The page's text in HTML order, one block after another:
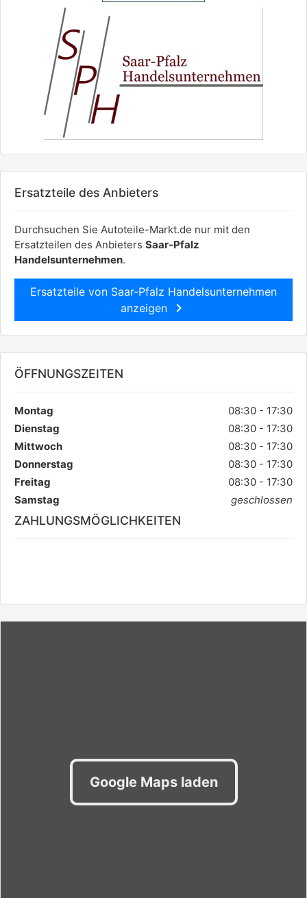
Ersatzteile des Anbieters
Durchsuchen Sie Autoteile-Markt.de nur mit den
Ersatzteilen des Anbieters Saar-Pfalz
Handelsunternehmen.
Ersatzteile von Saar-Pfalz Handelsunternehmen
anzeigen
chevron_right
ÖFFNUNGSZEITEN
Montag
08:30 - 17:30
Dienstag
08:30 - 17:30
Mittwoch
08:30 - 17:30
Donnerstag
08:30 - 17:30
Freitag
08:30 - 17:30
Samstag
geschlossen
ZAHLUNGSMÖGLICHKEITEN
Google Maps laden